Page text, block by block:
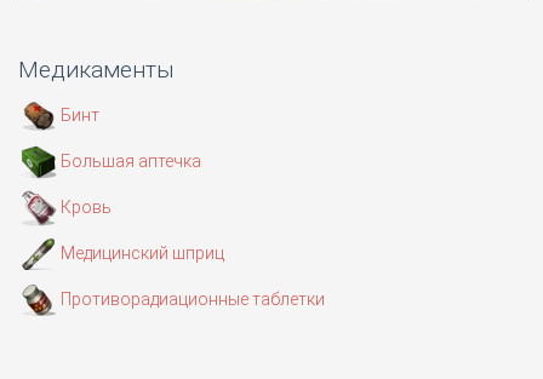
Медикаменты
Бинт
Большая аптечка
Кровь
Медицинский шприц
Противорадиационные таблетки